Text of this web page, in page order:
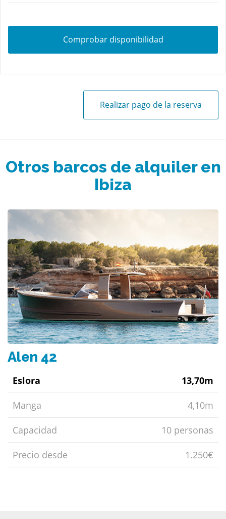
Comprobar disponibilidad
Realizar pago de la reserva
Otros barcos de alquiler en
Ibiza
Alen 42
Eslora 13,70m
Manga 4,10m
Capacidad 10 personas
Precio desde 1.250€